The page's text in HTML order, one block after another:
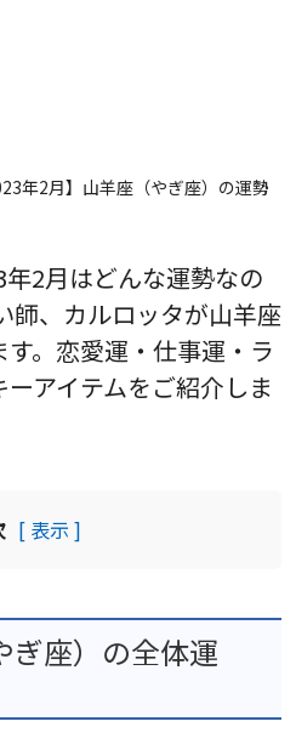
年2月】山羊座（やぎ座）の運勢
2月はどんな運勢なの
師、カルロッタが山羊座
。恋愛運・仕事運・ラ
アイテムをご紹介しま
[ 表示 ]
ぎ座）の全体運